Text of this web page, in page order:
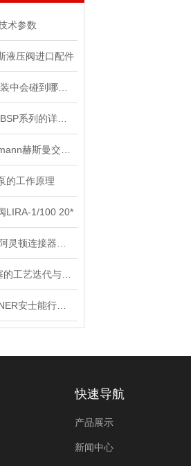
术参数
液压阀进口配件
的工作原理
LIRA-1/100 20*
快速导航
产品展示
新闻中心